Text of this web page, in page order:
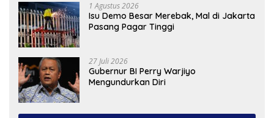
1 Agustus 2026
Isu Demo Besar Merebak, Mal di Jakarta
Pasang Pagar Tinggi
27 Juli 2026
Gubernur BI Perry Warjiyo
Mengundurkan Diri